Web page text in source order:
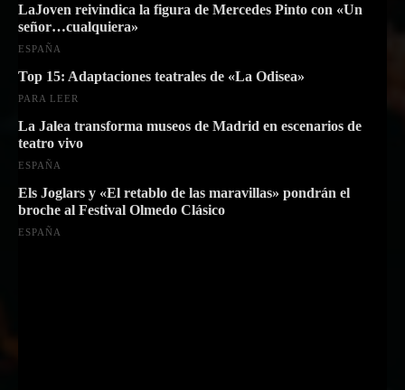
LaJoven reivindica la figura de Mercedes Pinto con «Un
señor…cualquiera»
ESPAÑA
Top 15: Adaptaciones teatrales de «La Odisea»
PARA LEER
La Jalea transforma museos de Madrid en escenarios de
teatro vivo
ESPAÑA
Els Joglars y «El retablo de las maravillas» pondrán el
broche al Festival Olmedo Clásico
ESPAÑA